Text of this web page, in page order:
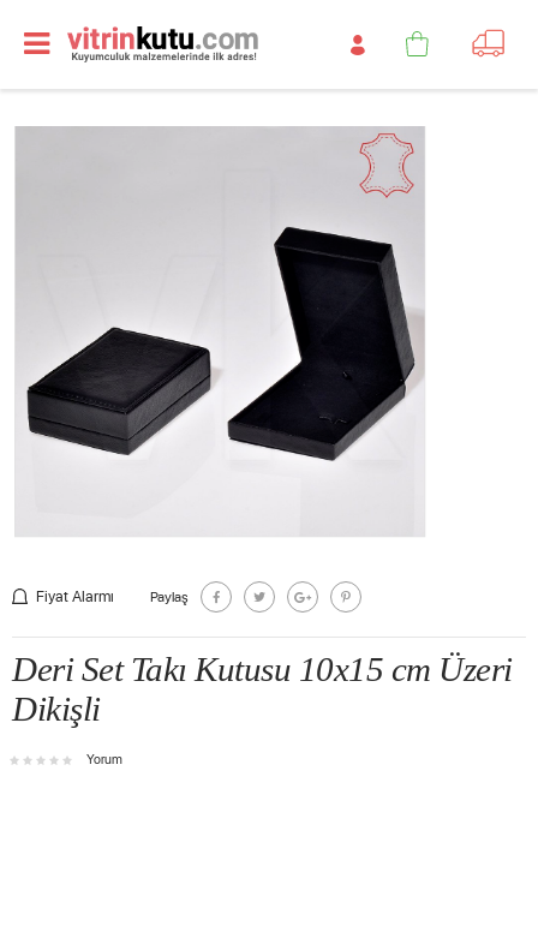
Fiyat Alarmı Paylaş
Deri Set Takı Kutusu 10x15 cm Üzeri
Dikişli
Yorum